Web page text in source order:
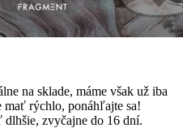
na sklade, máme však už iba
mať rýchlo, ponáhľajte sa!
zvyčajne do 16 dní.